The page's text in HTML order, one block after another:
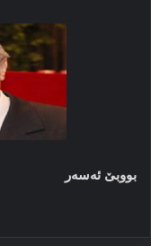
بووبێ ئه‌سه‌ر